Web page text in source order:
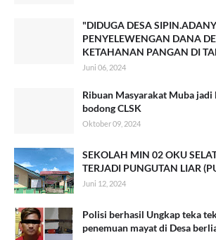
"DIDUGA DESA
PENYELEWENGAN DANA
KETAHANAN PANGAN DI
Juni 06, 2024
Ribuan Masyarakat Muba jadi
bodong CLSK
Oktober 09, 2024
SEKOLAH MIN 02 OKU
TERJADI PUNGUTAN LIAR
Juni 12, 2024
Polisi berhasil Ungkap teka
penemuan mayat di Desa